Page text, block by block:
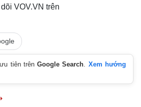
VOV.VN trên
ưu tiên trênGoogle Search. Xem hướng